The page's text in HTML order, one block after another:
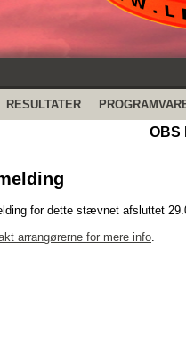
RESULTATER
OBS
for dette stævnet afsluttet
arrangørerne for mere info.